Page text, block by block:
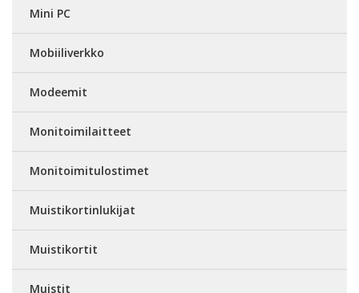
Mini PC
Mobiiliverkko
Modeemit
Monitoimilaitteet
Monitoimitulostimet
Muistikortinlukijat
Muistikortit
Muistit